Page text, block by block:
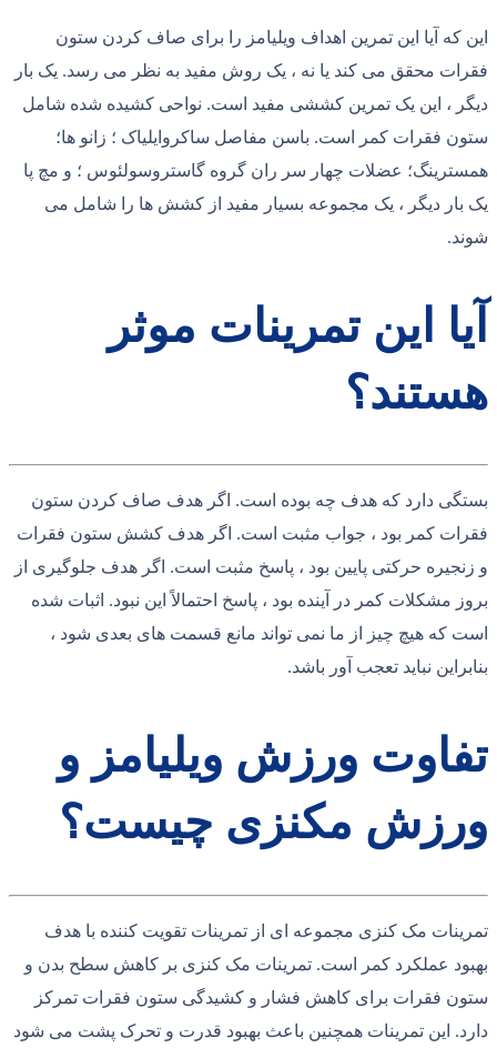
این که آیا این تمرین اهداف ویلیامز را برای صاف کردن ستون
فقرات محقق می کند یا نه ، یک روش مفید به نظر می رسد. یک بار
دیگر ، این یک تمرین کششی مفید است. نواحی کشیده شده شامل
ستون فقرات کمر است. باسن مفاصل ساکروایلیاک ؛ زانو ها؛
همسترینگ؛ عضلات چهار سر ران گروه گاستروسولئوس ؛ و مچ پا
یک بار دیگر ، یک مجموعه بسیار مفید از کشش ها را شامل می
شوند.
آیا این تمرینات موثر
هستند؟
بستگی دارد که هدف چه بوده است. اگر هدف صاف كردن ستون
فقرات كمر بود ، جواب مثبت است. اگر هدف کشش ستون فقرات
و زنجیره حرکتی پایین بود ، پاسخ مثبت است. اگر هدف جلوگیری از
بروز مشکلات کمر در آینده بود ، پاسخ احتمالاً این نبود. اثبات شده
است که هیچ چیز از ما نمی تواند مانع قسمت های بعدی شود ،
بنابراین نباید تعجب آور باشد.
تفاوت ورزش ویلیامز و
ورزش مکنزی چیست؟
تمرینات مک کنزی مجموعه ای از تمرینات تقویت کننده با هدف
بهبود عملکرد کمر است. تمرینات مک کنزی بر کاهش سطح بدن و
ستون فقرات برای کاهش فشار و کشیدگی ستون فقرات تمرکز
دارد. این تمرینات همچنین باعث بهبود قدرت و تحرک پشت می شود